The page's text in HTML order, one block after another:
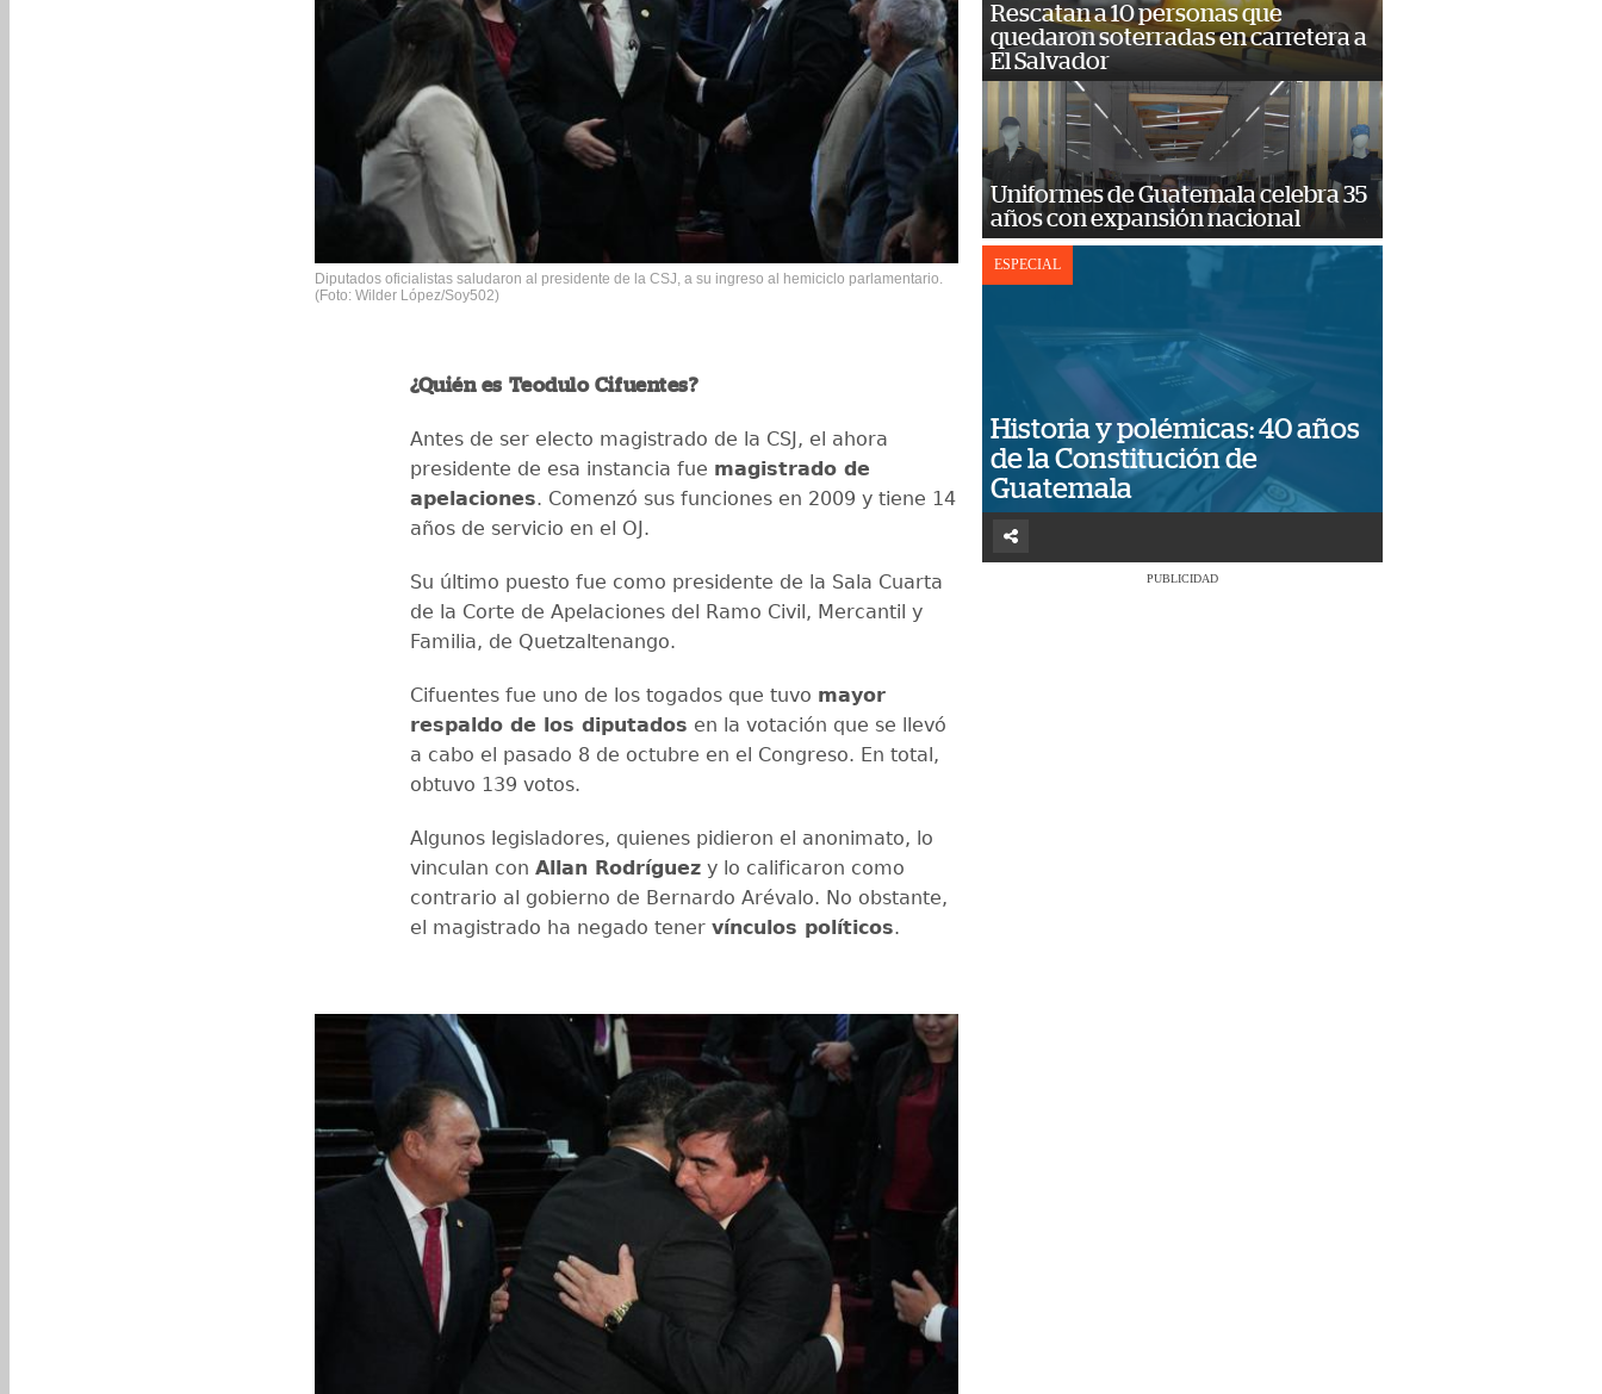
Diputados oficialistas saludaron al presidente de la CSJ, a su ingreso al hemiciclo parlamentario.
(Foto: Wilder López/Soy502)
¿Quién es Teodulo Cifuentes?
Antes de ser electo magistrado de la CSJ, el ahora
presidente de esa instancia fue magistrado de
apelaciones. Comenzó sus funciones en 2009 y tiene 14
años de servicio en el OJ.
Su último puesto fue como presidente de la Sala Cuarta
de la Corte de Apelaciones del Ramo Civil, Mercantil y
Familia, de Quetzaltenango.
Cifuentes fue uno de los togados que tuvo mayor
respaldo de los diputados en la votación que se llevó
a cabo el pasado 8 de octubre en el Congreso. En total,
obtuvo 139 votos.
Algunos legisladores, quienes pidieron el anonimato, lo
vinculan con Allan Rodríguez y lo calificaron como
contrario al gobierno de Bernardo Arévalo. No obstante,
el magistrado ha negado tener vínculos políticos.
Rescatan a 10 personas que
quedaron soterradas en carretera a
El Salvador
Uniformes de Guatemala celebra 35
años con expansión nacional
ESPECIAL
Historia y polémicas: 40 años
de la Constitución de
Guatemala
PUBLICIDAD